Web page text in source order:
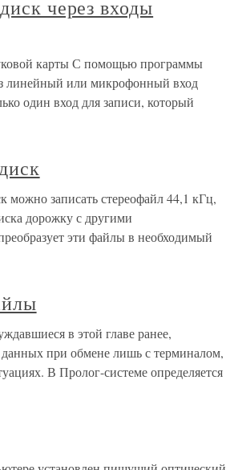
через входы
карты С помощью программы
линейный или микрофонный вход
один вход для записи, который
можно записать стереофайл 44,1 кГц,
дорожку с другими
эти файлы в необходимый
в этой главе ранее,
данных при обмене лишь с терминалом,
В Пролог-системе определяется